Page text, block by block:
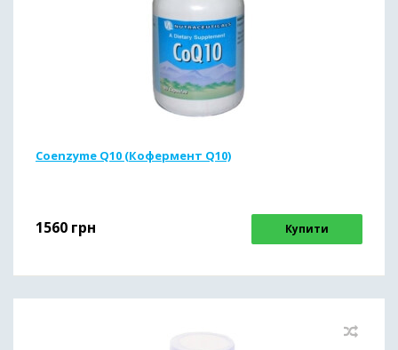
Coenzyme Q10 (Кофермент Q10)
1560 грн Купити